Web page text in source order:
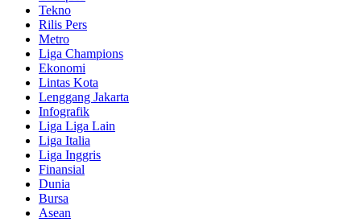
Tekno
Rilis Pers
Metro
Liga Champions
Ekonomi
Lintas Kota
Lenggang Jakarta
Infografik
Liga Liga Lain
Liga Italia
Liga Inggris
Finansial
Dunia
Bursa
Asean